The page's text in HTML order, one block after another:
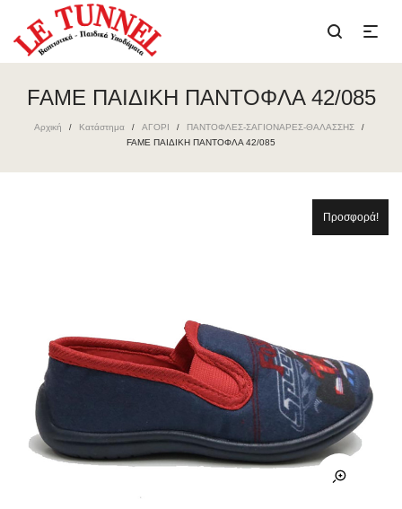
FAME ΠΑΙΔΙΚΗ ΠΑΝΤΟΦΛΑ 42/085
Αρχική / Κατάστημα / ΑΓΟΡΙ / ΠΑΝΤΟΦΛΕΣ-ΣΑΓΙΟΝΑΡΕΣ-ΘΑΛΑΣΣΗΣ /
FAME ΠΑΙΔΙΚΗ ΠΑΝΤΟΦΛΑ 42/085
Προσφορά!